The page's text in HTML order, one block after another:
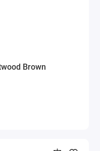
Brown